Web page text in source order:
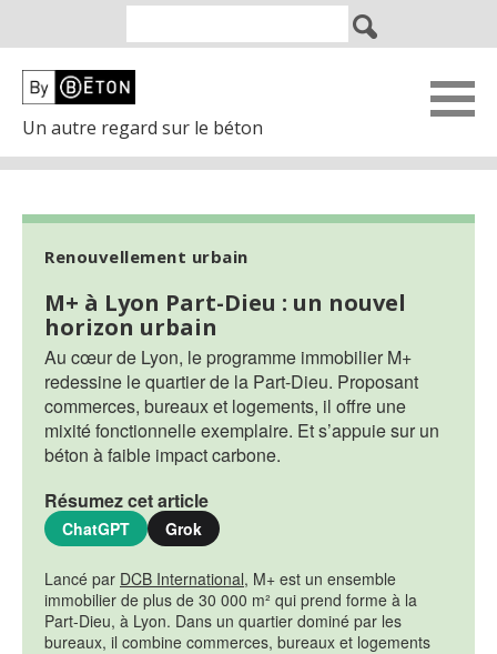
Un autre regard sur le béton
Renouvellement urbain
M+ à Lyon Part-Dieu : un nouvel
horizon urbain
Au cœur de Lyon, le programme immobilier M+
redessine le quartier de la Part-Dieu. Proposant
commerces, bureaux et logements, il offre une
mixité fonctionnelle exemplaire. Et s’appuie sur un
béton à faible impact carbone.
Résumez cet article
ChatGPT Grok
Lancé par DCB International, M+ est un ensemble
immobilier de plus de 30 000 m² qui prend forme à la
Part-Dieu, à Lyon. Dans un quartier dominé par les
bureaux, il combine commerces, bureaux et logements